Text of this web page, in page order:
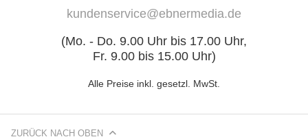
kundenservice@ebnermedia.de
(Mo. - Do. 9.00 Uhr bis 17.00 Uhr,
Fr. 9.00 bis 15.00 Uhr)
Alle Preise inkl. gesetzl. MwSt.
ZURÜCK NACH OBEN